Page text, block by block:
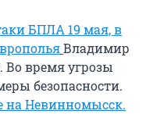
БПЛА 19 мая, в
Владимир
Во время угрозы
безопасности.
на Невинномысск.